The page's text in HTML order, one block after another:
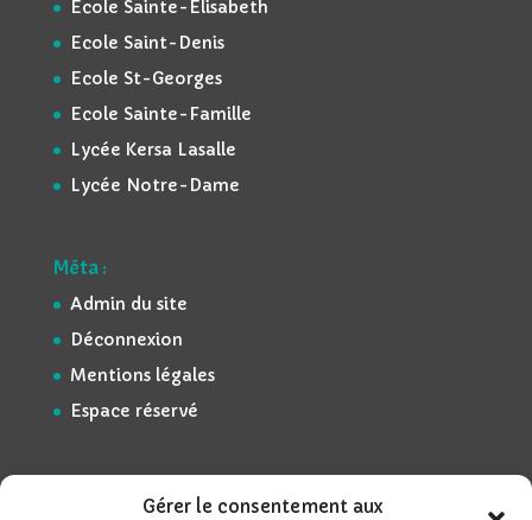
Gérer le consentement aux
Ecole Sainte-Elisabeth
Ecole Saint-Denis
Ecole St-Georges
Ecole Sainte-Famille
Lycée Kersa Lasalle
Lycée Notre-Dame
Méta :
Admin du site
Déconnexion
Mentions légales
Espace réservé